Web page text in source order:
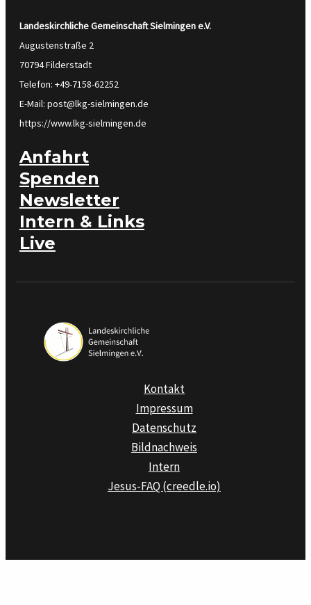
Landeskirchliche Gemeinschaft Sielmingene.V.
Augustenstraße 2
70794 Filderstadt
Telefon: +49-7158-62252
E-Mail: post@lkg-sielmingen.de
https://www.lkg-sielmingen.de
Anfahrt
Spenden
Newsletter
Intern & Links
Live
Kontakt
Impressum
Datenschutz
Bildnachweis
Intern
Jesus-FAQ (creedle.io)